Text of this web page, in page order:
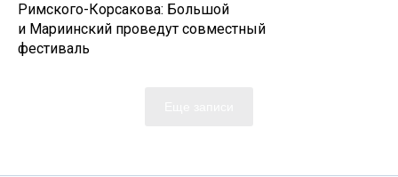
Римского-Корсакова: Большой
и Мариинский проведут совместный
фестиваль